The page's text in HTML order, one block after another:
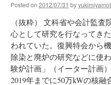
Posted on 2012/07/31 by
（抜粋） 文科省や会計監
心として研究を行なってき
われていた。復興特会から
除染と廃炉の研究などに使
験炉計画」（イーター計画
2019年までに50万kWの核